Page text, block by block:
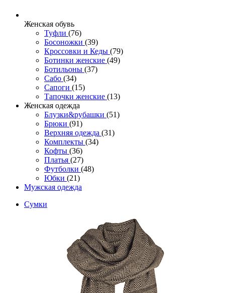
Женcкая обувь
Туфли (76)
Босоножки (39)
Кроссовки и Кеды (79)
Ботинки женские (49)
Ботильоны (37)
Сабо (34)
Сапоги (15)
Тапочки женские (13)
Женская одежда
Блузки&рубашки (51)
Брюки (91)
Верхняя одежда (31)
Комплекты (34)
Кофты (36)
Платья (27)
Футболки (48)
Юбки (21)
Мужская одежда
Сумки